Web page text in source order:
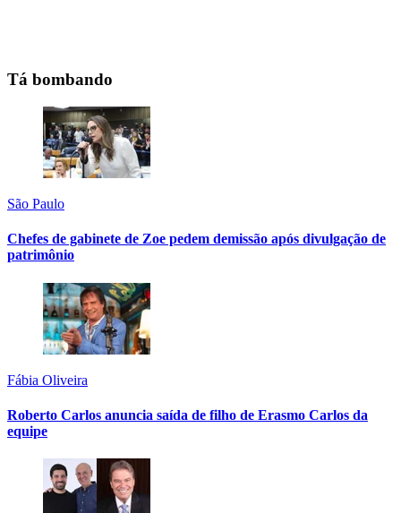
Tá bombando
São Paulo
Chefes de gabinete de Zoe pedem demissão após divulgação de
patrimônio
Fábia Oliveira
Roberto Carlos anuncia saída de filho de Erasmo Carlos da
equipe